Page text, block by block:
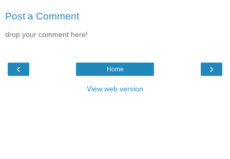
Post a Comment
drop your comment here!
‹ ›
Home
View web version